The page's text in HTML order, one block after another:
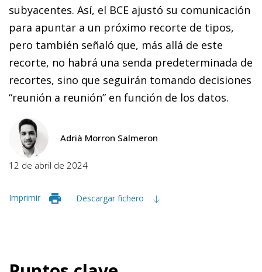
subyacentes. Así, el BCE ajustó su comunicación
para apuntar a un próximo recorte de tipos,
pero también señaló que, más allá de este
recorte, no habrá una senda predeterminada de
recortes, sino que seguirán tomando decisiones
“reunión a reunión” en función de los datos.
Adrià Morron Salmeron
12 de abril de 2024
Imprimir Descargar fichero